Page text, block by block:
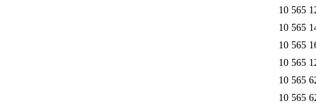
10 565
10 565
10 565
10 565
10 565
10 565